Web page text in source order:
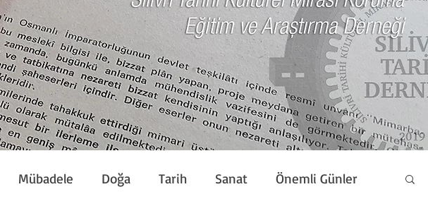
Mübadele Doğa Tarih Sanat Önemli Günler